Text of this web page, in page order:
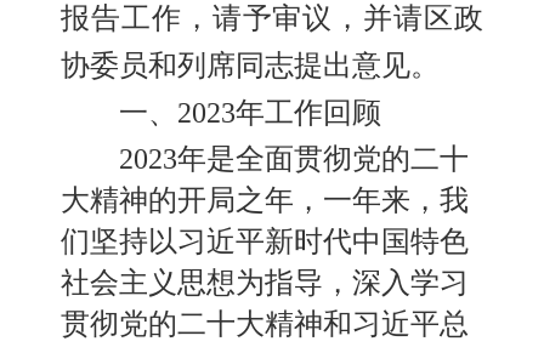
报告工作，请予审议，并请区政
协委员和列席同志提出意见。
一、 2023年工作回顾
2023年是全面贯彻党的二十
大精神的开局之年，一年来，我
们坚持以习近平新时代中国特色
社会主义思想为指导，深入学习
贯彻党的二十大精神和习近平总